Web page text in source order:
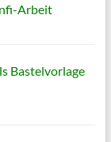
Arbeit
Bastelvorlage